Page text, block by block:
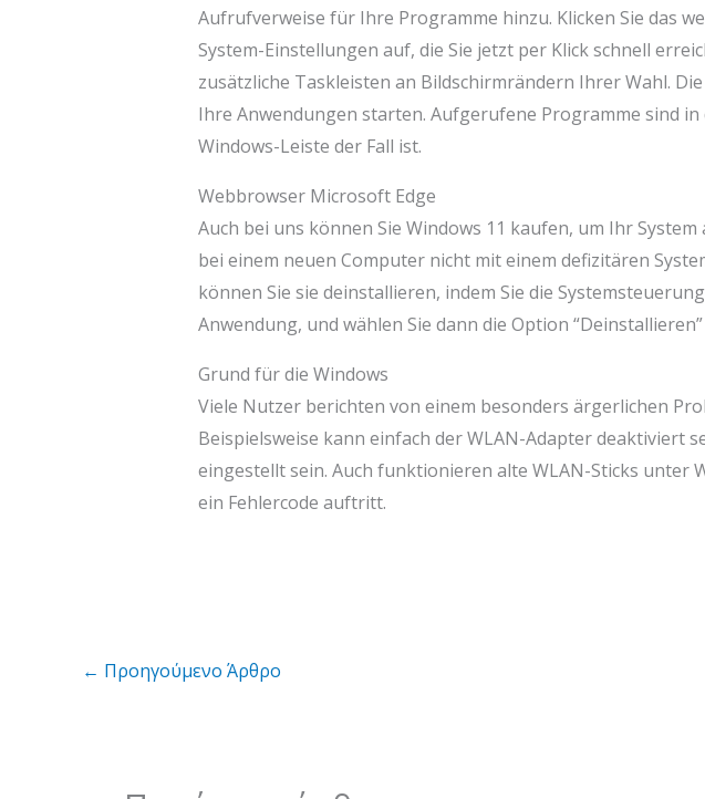
Aufrufverweise für Ihre Programme hinzu. Klicken Sie das
System-Einstellungen auf, die Sie jetzt per Klick schnell
zusätzliche Taskleisten an Bildschirmrändern Ihrer Wahl.
Ihre Anwendungen starten. Aufgerufene Programme sind
Windows-Leiste der Fall ist.
Webbrowser Microsoft Edge
Auch bei uns können Sie Windows 11 kaufen, um Ihr
bei einem neuen Computer nicht mit einem defizitären
können Sie sie deinstallieren, indem Sie die
Anwendung, und wählen Sie dann die Option
Grund für die Windows
Viele Nutzer berichten von einem besonders ärgerlichen
Beispielsweise kann einfach der WLAN-Adapter
eingestellt sein. Auch funktionieren alte WLAN-Sticks unter
ein Fehlercode auftritt.
← Προηγούμενο Άρθρο